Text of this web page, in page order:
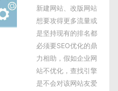
新建网站、改版网站
想要攻得更多流量或
是坚持现有的排名都
必须要SEO优化的鼎
力相助，假如企业网
站不优化，查找引擎
是不会对该网站友爱